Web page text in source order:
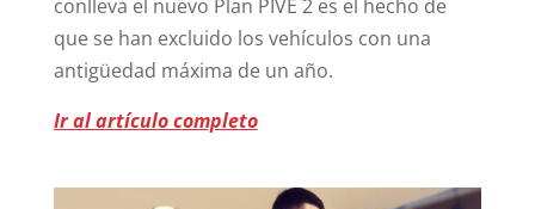
conlleva el nuevo Plan PIVE 2 es el hecho de
que se han excluido los vehículos con una
antigüedad máxima de un año.
Ir al artículo completo